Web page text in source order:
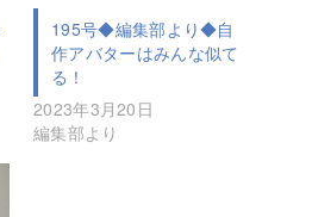
195号◆編集部より◆自
作アバターはみんな似て
る！
2023年3月20日
編集部より